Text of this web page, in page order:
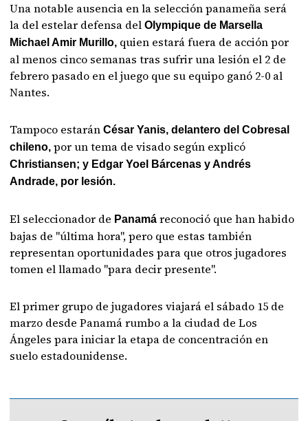
Una notable ausencia en la selección panameña será
la del estelar defensa delOlympique de Marsella
Michael Amir Murillo, quien estará fuera de acción por
al menos cinco semanas tras sufrir una lesión el 2 de
febrero pasado en el juego que su equipo ganó 2-0 al
Nantes.
Tampoco estaránCésar Yanis, delantero del Cobresal
chileno, por un tema de visado según explicó
Christiansen; y Edgar Yoel Bárcenas y Andrés
Andrade, por lesión.
El seleccionador de Panamáreconoció que han habido
bajas de "última hora", pero que estas también
representan oportunidades para que otros jugadores
tomen el llamado "para decir presente".
El primer grupo de jugadores viajará el sábado 15 de
marzo desde Panamá rumbo a la ciudad de Los
Ángeles para iniciar la etapa de concentración en
suelo estadounidense.